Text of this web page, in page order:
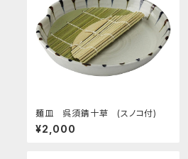
麺皿 呉須錆十草 (スノコ付)
¥2,000